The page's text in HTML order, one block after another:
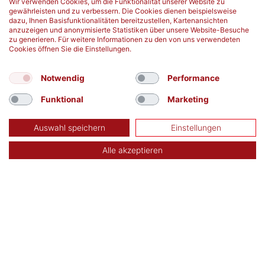
TERMIN SUCHEN
Stammzellpräparat
mehr erfahren
mehr erfahren
gewährleisten und zu verbessern. Die Cookies dienen beispielsweise
dazu, Ihnen Basisfunktionalitäten bereitzustellen, Kartenansichten
anzuzeigen und anonymisierte Statistiken über unsere Website-Besuche
zu generieren. Für weitere Informationen zu den von uns verwendeten
Cookies öffnen Sie die Einstellungen.
Notwendig Performance
Funktional Marketing
Auswahl speichern Einstellungen
Alle akzeptieren